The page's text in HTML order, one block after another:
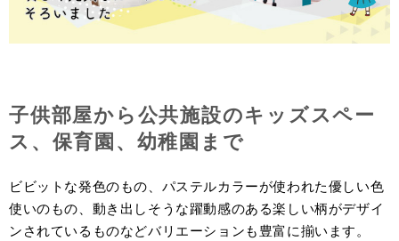
子供部屋から公共施設のキッズスペー
ス、保育園、幼稚園まで
ビビットな発色のもの、パステルカラーが使われた優しい色
使いのもの、動き出しそうな躍動感のある楽しい柄がデザイ
ンされているものなどバリエーションも豊富に揃います。